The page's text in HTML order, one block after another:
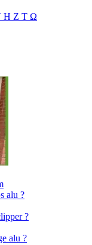
H Z T Ω
alu ?
?
alu ?